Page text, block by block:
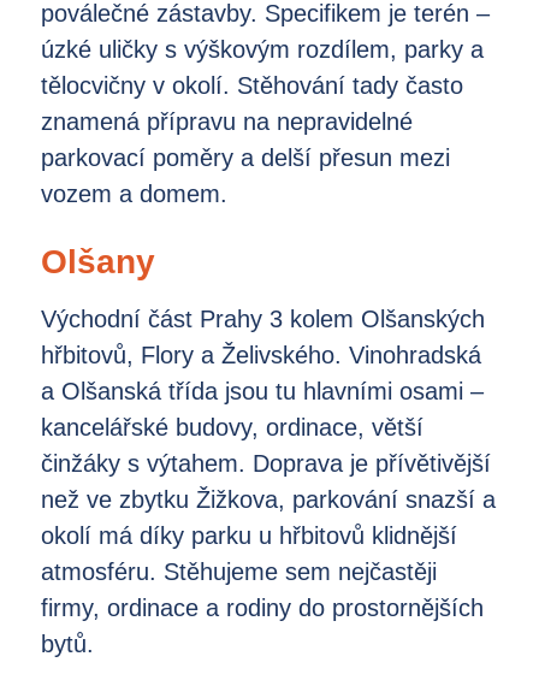
poválečné zástavby. Specifikem je terén –
úzké uličky s výškovým rozdílem, parky a
tělocvičny v okolí. Stěhování tady často
znamená přípravu na nepravidelné
parkovací poměry a delší přesun mezi
vozem a domem.
Olšany
Východní část Prahy 3 kolem Olšanských
hřbitovů, Flory a Želivského. Vinohradská
a Olšanská třída jsou tu hlavními osami –
kancelářské budovy, ordinace, větší
činžáky s výtahem. Doprava je přívětivější
než ve zbytku Žižkova, parkování snazší a
okolí má díky parku u hřbitovů klidnější
atmosféru. Stěhujeme sem nejčastěji
firmy, ordinace a rodiny do prostornějších
bytů.